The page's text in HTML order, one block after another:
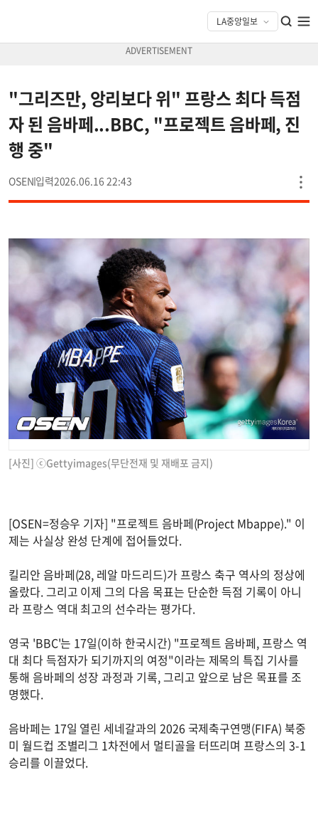
"그리즈만, 앙리보다 위" 프랑스 최다 득점
자 된 음바페...BBC, "프로젝트 음바페, 진
행 중"
OSEN 2026.06.16 22:43
[사진] ⓒGettyimages(무단전재 및 재배포 금지)
[OSEN=정승우 기자] "프로젝트 음바페(Project Mbappe)." 이
제는 사실상 완성 단계에 접어들었다.
킬리안 음바페(28, 레알 마드리드)가 프랑스 축구 역사의 정상에
올랐다. 그리고 이제 그의 다음 목표는 단순한 득점 기록이 아니
라 프랑스 역대 최고의 선수라는 평가다.
영국 'BBC'는 17일(이하 한국시간) "프로젝트 음바페, 프랑스 역
대 최다 득점자가 되기까지의 여정"이라는 제목의 특집 기사를
통해 음바페의 성장 과정과 기록, 그리고 앞으로 남은 목표를 조
명했다.
음바페는 17일 열린 세네갈과의 2026 국제축구연맹(FIFA) 북중
미 월드컵 조별리그 1차전에서 멀티골을 터뜨리며 프랑스의 3-1
승리를 이끌었다.